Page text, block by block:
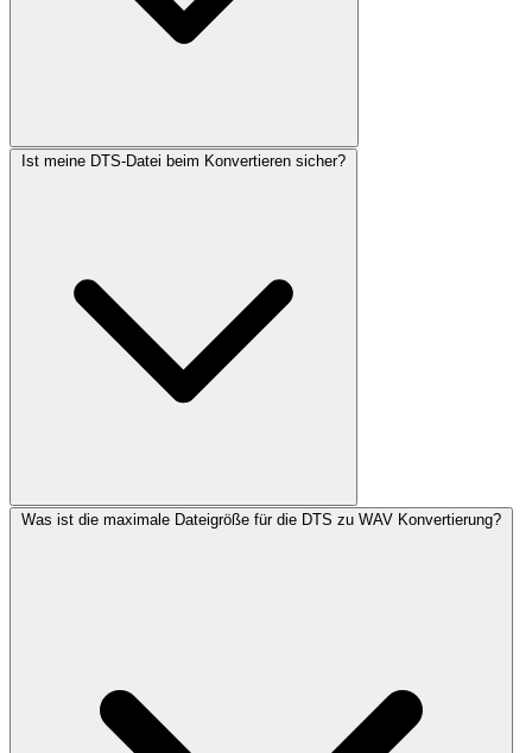
Ist meine DTS-Datei beim Konvertieren sicher?
Was ist die maximale Dateigröße für die DTS zu WAV Konvertierung?